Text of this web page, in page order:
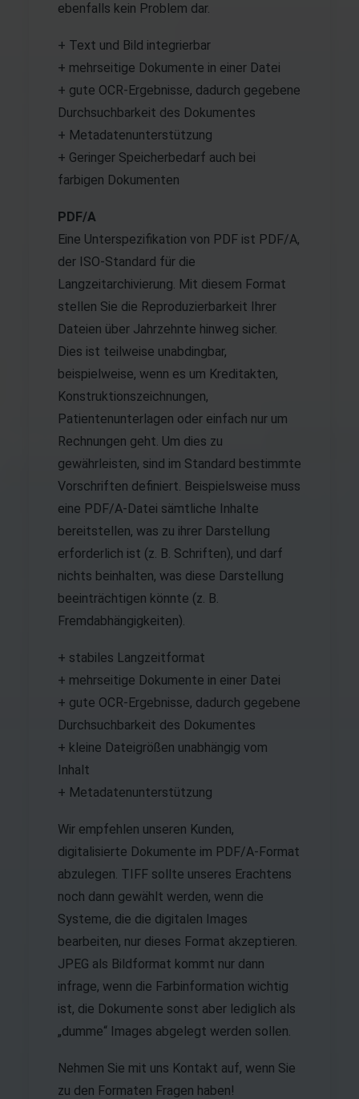
ebenfalls kein Problem dar.
+ Text und Bild integrierbar
+ mehrseitige Dokumente in einer Datei
+ gute OCR-Ergebnisse, dadurch gegebene
Durchsuchbarkeit des Dokumentes
+ Metadatenunterstützung
+ Geringer Speicherbedarf auch bei
farbigen Dokumenten
PDF/A
Eine Unterspezifikation von PDF ist PDF/A,
der ISO-Standard für die
Langzeitarchivierung. Mit diesem Format
stellen Sie die Reproduzierbarkeit Ihrer
Dateien über Jahrzehnte hinweg sicher.
Dies ist teilweise unabdingbar,
beispielweise, wenn es um Kreditakten,
Konstruktionszeichnungen,
Patientenunterlagen oder einfach nur um
Rechnungen geht. Um dies zu
gewährleisten, sind im Standard bestimmte
Vorschriften definiert. Beispielsweise muss
eine PDF/A-Datei sämtliche Inhalte
bereitstellen, was zu ihrer Darstellung
erforderlich ist (z. B. Schriften), und darf
nichts beinhalten, was diese Darstellung
beeinträchtigen könnte (z. B.
Fremdabhängigkeiten).
+ stabiles Langzeitformat
+ mehrseitige Dokumente in einer Datei
+ gute OCR-Ergebnisse, dadurch gegebene
Durchsuchbarkeit des Dokumentes
+ kleine Dateigrößen unabhängig vom
Inhalt
+ Metadatenunterstützung
Wir empfehlen unseren Kunden,
digitalisierte Dokumente im PDF/A-Format
abzulegen. TIFF sollte unseres Erachtens
noch dann gewählt werden, wenn die
Systeme, die die digitalen Images
bearbeiten, nur dieses Format akzeptieren.
JPEG als Bildformat kommt nur dann
infrage, wenn die Farbinformation wichtig
ist, die Dokumente sonst aber lediglich als
„dumme“ Images abgelegt werden sollen.
Nehmen Sie mit uns Kontakt auf, wenn Sie
zu den Formaten Fragen haben!